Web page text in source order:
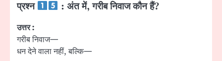
प्रश्न : अंत में, गरीब निवाज कौन हैं?
उत्तर :
गरीब निवाज—
धन देने वाला नहीं, बल्कि—